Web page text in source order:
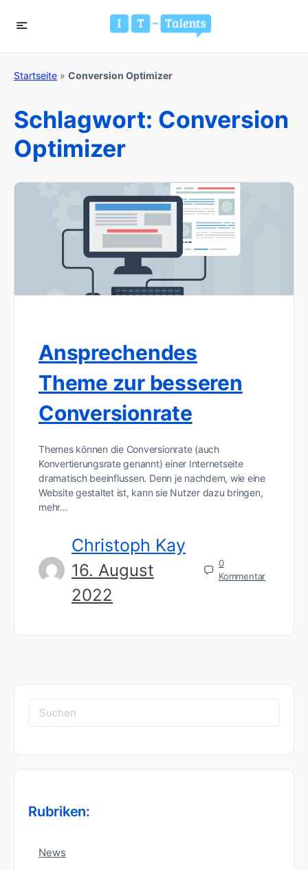
Startseite » Conversion Optimizer
Schlagwort: Conversion
Optimizer
Ansprechendes
Theme zur besseren
Conversionrate
Themes können die Conversionrate (auch
Konvertierungsrate genannt) einer Internetseite
dramatisch beeinflussen. Denn je nachdem, wie eine
Website gestaltet ist, kann sie Nutzer dazu bringen,
mehr…
Christoph Kay
16. August
2022
0
Kommentar
Suchen
nach:
Rubriken:
News